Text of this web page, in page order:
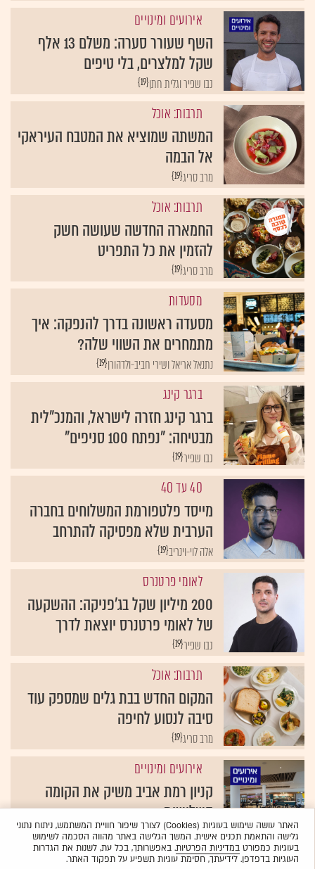
אירועים ומינויים
השף שעורר סערה: משלם 13 אלף
שקל למלצרים, בלי טיפים
{19}נבו שפיר וגלית חתן
תרבות: אוכל
המשתה שמוציא את המטבח העיראקי
אל הבמה
{19}מרב סריג
תרבות: אוכל
החמארה החדשה שעושה חשק
להזמין את כל התפריט
{19}מרב סריג
מסעדות
מסעדה ראשונה בדרך להנפקה: איך
מתמחרים את השווי שלה?
{19}נתנאל אריאל ושירי חביב-ולדהורן
ברגר קינג
ברגר קינג חזרה לישראל, והמנכ"לית
מבטיחה: "נפתח 100 סניפים"
{19}נבו שפיר
40 עד 40
מייסד פלטפורמת המשלוחים בחברה
הערבית שלא מפסיקה להתרחב
{19}אלה לוי-וינריב
לאומי פרטנרס
200 מיליון שקל בג'פניקה: ההשקעה
של לאומי פרטנרס יוצאת לדרך
{19}נבו שפיר
תרבות: אוכל
המקום החדש בבת גלים שמספק עוד
סיבה לנסוע לחיפה
{19}מרב סריג
אירועים ומינויים
קניון רמת אביב משיק את הקומה
השלישית
{19}גלית חתן
האתר עושה שימוש בעוגיות (Cookies) לצורך שיפור חוויית המשתמש, ניתוח נתוני
גלישה והתאמת תכנים אישית. המשך הגלישה באתר מהווה הסכמה לשימוש
בעוגיות כמפורטבמדיניות הפרטיות. באפשרותך, בכל עת, לשנות את הגדרות
העוגיות בדפדפן. לידיעתך, חסימת עוגיות תשפיע על תפקוד האתר.